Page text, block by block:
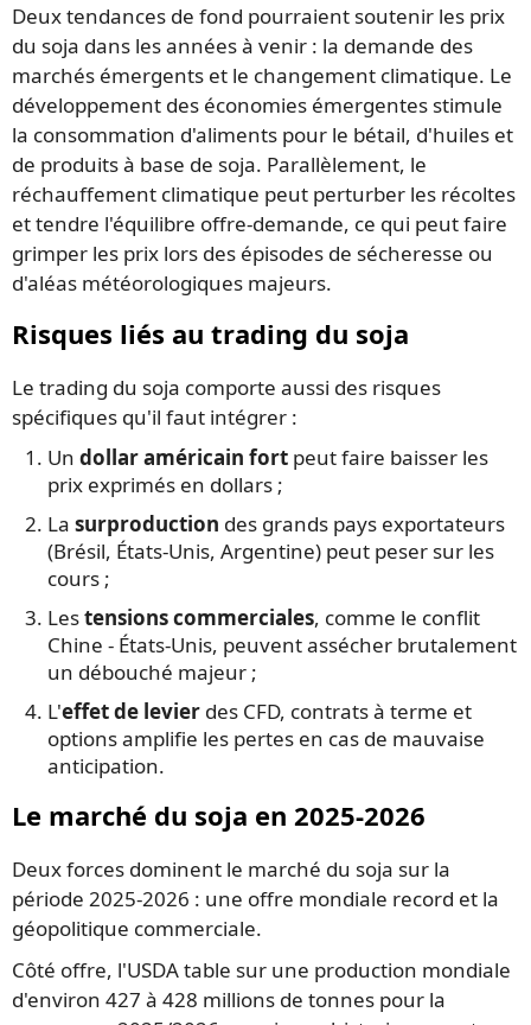
Deux tendances de fond pourraient soutenir les prix
du soja dans les années à venir : la demande des
marchés émergents et le changement climatique. Le
développement des économies émergentes stimule
la consommation d'aliments pour le bétail, d'huiles et
de produits à base de soja. Parallèlement, le
réchauffement climatique peut perturber les récoltes
et tendre l'équilibre offre-demande, ce qui peut faire
grimper les prix lors des épisodes de sécheresse ou
d'aléas météorologiques majeurs.
Risques liés au trading du soja
Le trading du soja comporte aussi des risques
spécifiques qu'il faut intégrer :
Un dollar américain fort peut faire baisser les
prix exprimés en dollars ;
La surproduction des grands pays exportateurs
(Brésil, États-Unis, Argentine) peut peser sur les
cours ;
Lestensions commerciales, comme le conflit
Chine - États-Unis, peuvent assécher brutalement
un débouché majeur ;
L'effet de levier des CFD, contrats à terme et
options amplifie les pertes en cas de mauvaise
anticipation.
Le marché du soja en 2025-2026
Deux forces dominent le marché du soja sur la
période 2025-2026 : une offre mondiale record et la
géopolitique commerciale.
Côté offre, l'USDA table sur une production mondiale
d'environ 427 à 428 millions de tonnes pour la